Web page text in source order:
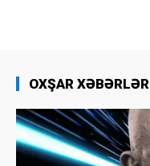
OXŞAR XƏBƏRLƏR